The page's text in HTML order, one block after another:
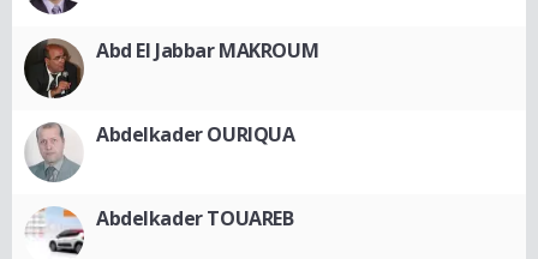
Abd El Jabbar MAKROUM
Abdelkader OURIQUA
Abdelkader TOUAREB